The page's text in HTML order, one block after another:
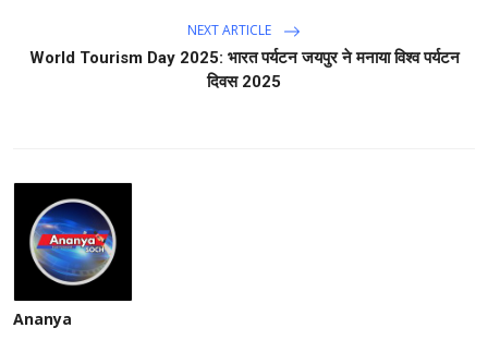
NEXT ARTICLE
World Tourism Day 2025: भारत पर्यटन जयपुर ने मनाया विश्व पर्यटन
दिवस 2025
Ananya